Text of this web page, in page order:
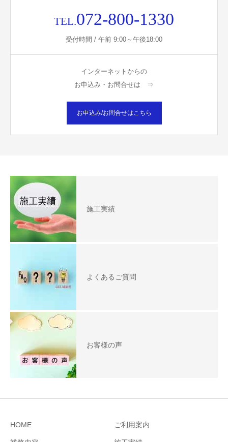
TEL.072-800-1330
受付時間 / 午前 9:00～午後18:00
インターネットからの
お申込み・お問合せは ⇒
お申込み/お問合せはこちら
施工実績
よくあるご質問
お客様の声
HOME ご利用案内